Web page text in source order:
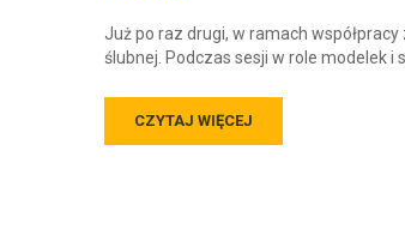
Już po raz drugi, w ramach
ślubnej. Podczas sesji w role modelek i
CZYTAJ WIĘCEJ